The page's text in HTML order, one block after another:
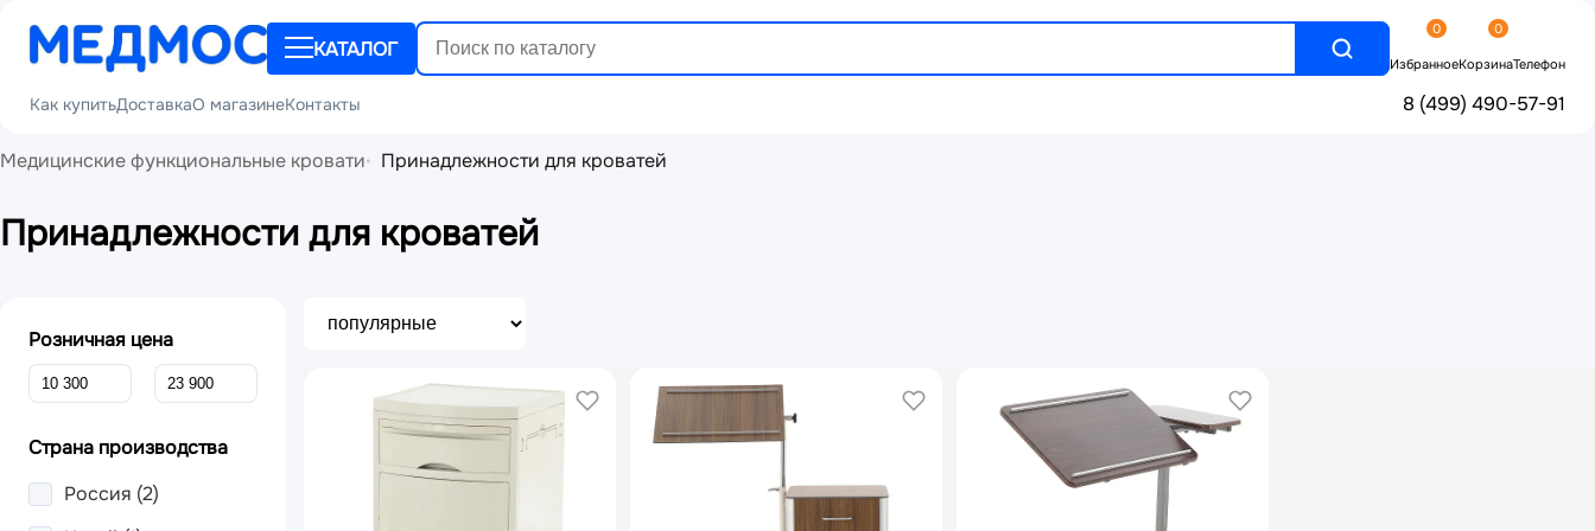
КАТАЛОГ
0
Избранное
0
КорзинаТелефон
Как купитьДоставкаО магазинеКонтакты 8 (499) 490-57-91
Медицинские функциональные кровати Принадлежности для кроватей
Принадлежности для кроватей
Розничная цена
Страна производства
Россия (2)